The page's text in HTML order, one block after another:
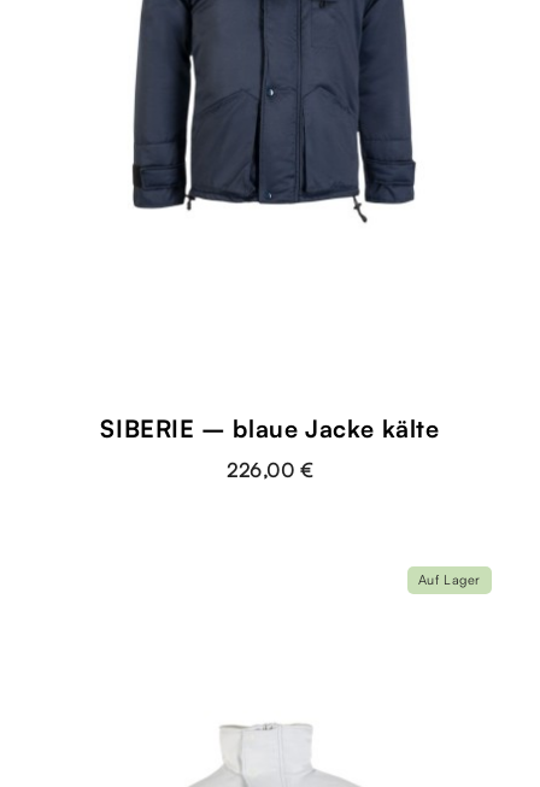
SIBERIE – blaue Jacke kälte
226,00 €
Auf Lager